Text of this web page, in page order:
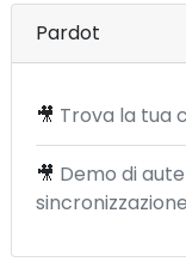
Pardot
🎥 Trova la tua
🎥 Demo di